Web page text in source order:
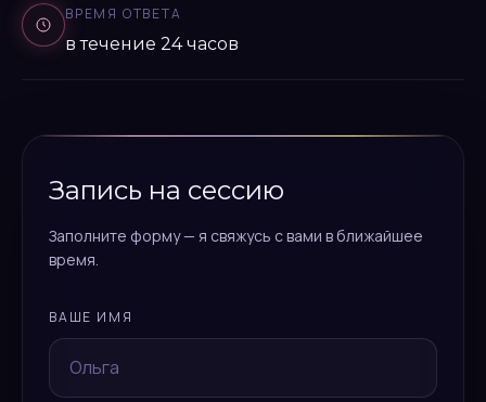
ВРЕМЯ ОТВЕТА
в течение 24 часов
Запись на сессию
Заполните форму — я свяжусь с вами в ближайшее
время.
ВАШЕ ИМЯ